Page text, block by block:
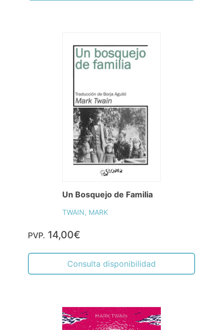
Un Bosquejo de Familia
TWAIN, MARK
PVP. 14,00€
Consulta disponibilidad